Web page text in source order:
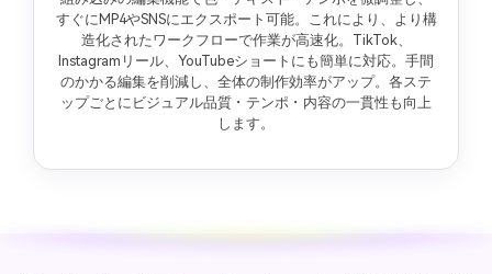
すぐにMP4やSNSにエクスポート可能。これにより、より構
造化されたワークフローで作業が高速化。TikTok、
Instagramリール、YouTubeショートにも簡単に対応。手間
のかかる編集を削減し、全体の制作効率がアップ。各ステ
ップごとにビジュアル品質・テンポ・内容の一貫性も向上
します。